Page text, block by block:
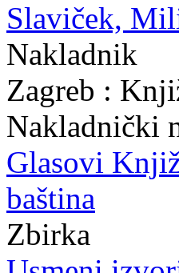
Slaviček,
Nakladnik
Zagreb :
Nakladnički
Glasovi
baština
Zbirka